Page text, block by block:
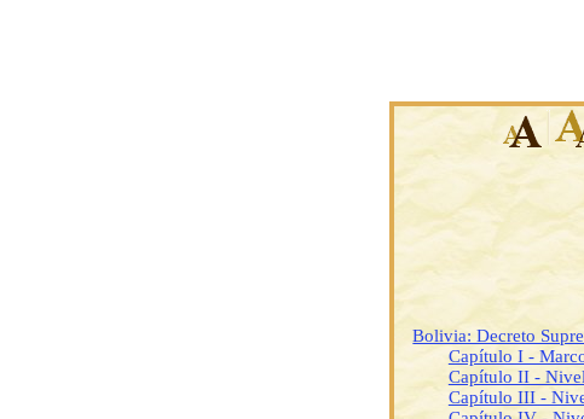
Bolivia: Decreto
Capítulo I -
Capítulo II -
Capítulo III -